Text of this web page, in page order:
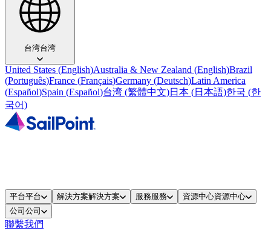
台湾台湾
United States (English)Australia & New Zealand (English)Brazil
(Português)France (Français)Germany (Deutsch)Latin America
(Español)Spain (Español)台湾 (繁體中文)日本 (日本語)한국 (한
국어)
平台平台 解決方案解決方案 服務服務 資源中心資源中心
公司 公司
聯繫我們